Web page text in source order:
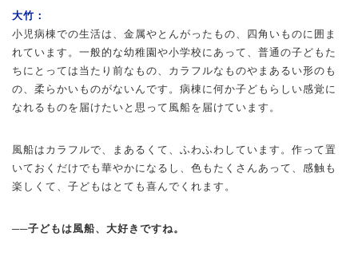
大竹：
小児病棟での生活は、金属やとんがったもの、四角いものに囲ま
れています。一般的な幼稚園や小学校にあって、普通の子どもた
ちにとっては当たり前なもの、カラフルなものやまあるい形のも
の、柔らかいものがないんです。病棟に何か子どもらしい感覚に
なれるものを届けたいと思って風船を届けています。
風船はカラフルで、まあるくて、ふわふわしています。作って置
いておくだけでも華やかになるし、色もたくさんあって、感触も
楽しくて、子どもはとても喜んでくれます。
──子どもは風船、大好きですね。